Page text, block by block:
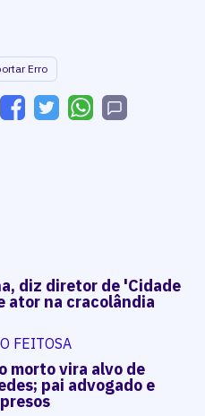
Erro
diz diretor de 'Cidade
ator na cracolândia
FEITOSA
morto vira alvo de
pai advogado e